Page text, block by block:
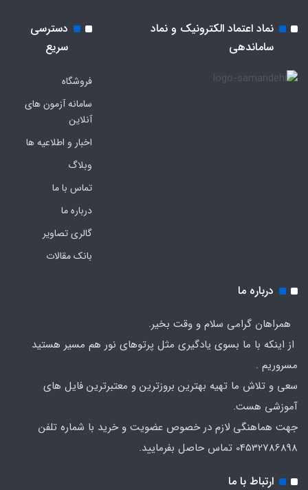
نماد اعتماد الکترونیک و نماد
ساماندهی
دسترسی
سریع
فروشگاه
سامانه آزمون های
آنلاین
اخبار و اطلاعیه ها
وبلاگ
تماس با ما
درباره ما
گالری تصاویر
بانک مقالات
درباره ما
همراهان گرامی سلام و وقت بخیر.
از اینکه با ما بسوی یادگیری مثل پرتوهای نور هم مسیر هستید
مسروریم .
سعی و تلاش ما تهیه بهترین بروزترین و معتبرترین فایل های
آموزشی هست.
جهت هماهنگی لازم در خصوص عضویت و خرید با شماره تلفن
04532786898 تماس حاصل بفرمایید.
ارتباط با ما